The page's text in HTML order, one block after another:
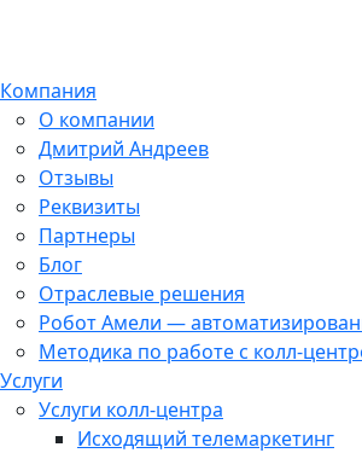
Компания
О компании
Дмитрий Андреев
Отзывы
Реквизиты
Партнеры
Блог
Отраслевые решения
Робот Амели —
Методика по работе с колл-
Услуги
Услуги колл-центра
Исходящий телемаркетинг